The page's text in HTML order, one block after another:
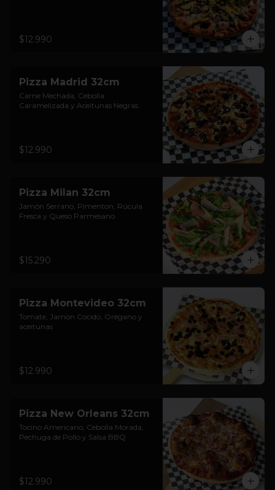
$12.990
Pizza Madrid 32cm
Carne Mechada, Cebolla
Caramelizada y Aceitunas Negras.
$12.990
Pizza Milan 32cm
Jamón Serrano, Pimenton, Rúcula
Fresca y Queso Parmesano.
$15.290
Pizza Montevideo 32cm
Tomate, Jamon Cocido, Oregano y
aceitunas
$12.990
Pizza New Orleans 32cm
Tocino Americano, Cebolla Morada,
Pechuga de Pollo y Salsa BBQ
$12.990